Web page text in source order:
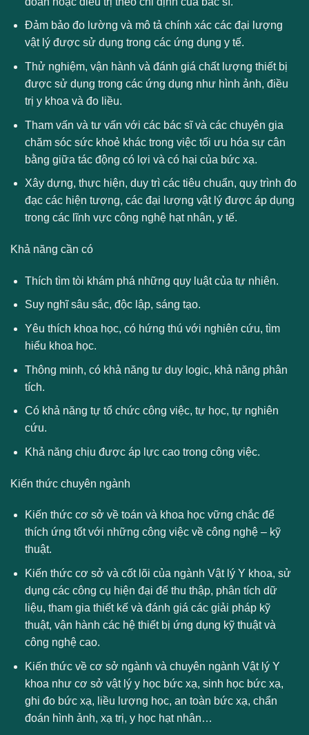
Đảm bảo đo lường và mô tả chính xác các đại lượng
vật lý được sử dụng trong các ứng dụng y tế.
Thử nghiệm, vận hành và đánh giá chất lượng thiết bị
được sử dụng trong các ứng dụng như hình ảnh, điều
trị y khoa và đo liều.
Tham vấn và tư vấn với các bác sĩ và các chuyên gia
chăm sóc sức khoẻ khác trong việc tối ưu hóa sự cân
bằng giữa tác động có lợi và có hại của bức xạ.
Xây dựng, thực hiện, duy trì các tiêu chuẩn, quy trình đo
đạc các hiện tượng, các đại lượng vật lý được áp dụng
trong các lĩnh vực công nghệ hạt nhân, y tế.
Khả năng cần có
Thích tìm tòi khám phá những quy luật của tự nhiên.
Suy nghĩ sâu sắc, độc lập, sáng tạo.
Yêu thích khoa học, có hứng thú với nghiên cứu, tìm
hiểu khoa học.
Thông minh, có khả năng tư duy logic, khả năng phân
tích.
Có khả năng tự tổ chức công việc, tự học, tự nghiên
cứu.
Khả năng chịu được áp lực cao trong công việc.
Kiến thức chuyên ngành
Kiến thức cơ sở về toán và khoa học vững chắc để
thích ứng tốt với những công việc về công nghệ – kỹ
thuật.
Kiến thức cơ sở và cốt lõi của ngành Vật lý Y khoa, sử
dụng các công cụ hiện đại để thu thập, phân tích dữ
liệu, tham gia thiết kế và đánh giá các giải pháp kỹ
thuật, vận hành các hệ thiết bị ứng dụng kỹ thuật và
công nghệ cao.
Kiến thức về cơ sở ngành và chuyên ngành Vật lý Y
khoa như cơ sở vật lý y học bức xạ, sinh học bức xạ,
ghi đo bức xạ, liều lượng học, an toàn bức xạ, chẩn
đoán hình ảnh, xạ trị, y học hạt nhân…